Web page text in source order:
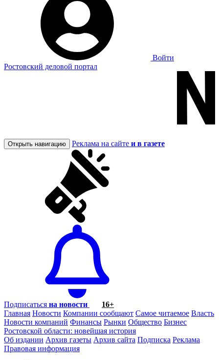
Войти
Ростовский деловой портал
Открыть навигацию Реклама на сайте и в газете
Подписаться на новости
16+
Главная Новости Компании сообщают Самое читаемое Власть
Новости компаний Финансы Рынки Общество Бизнес
Ростовской области: новейшая история
Об издании Архив газеты Архив сайта Подписка Реклама
Правовая информация